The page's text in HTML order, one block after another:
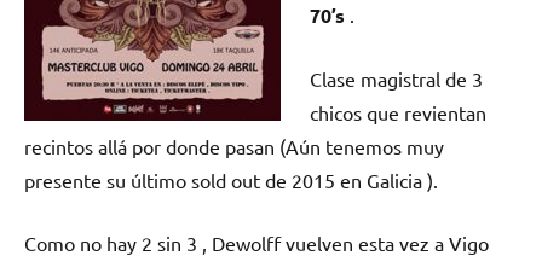
70’s
Clase magistral de 3
chicos que revientan
recintos allá por donde pasan (Aún tenemos muy
presente su último sold out de 2015 en Galicia ).
Como no hay 2 sin 3 , Dewolff vuelven esta vez a Vigo